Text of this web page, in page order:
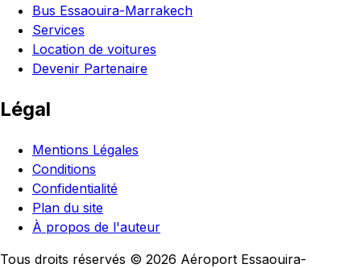
Bus Essaouira-Marrakech
Services
Location de voitures
Devenir Partenaire
Légal
Mentions Légales
Conditions
Confidentialité
Plan du site
À propos de l'auteur
Tous droits réservés © 2026 Aéroport Essaouira-